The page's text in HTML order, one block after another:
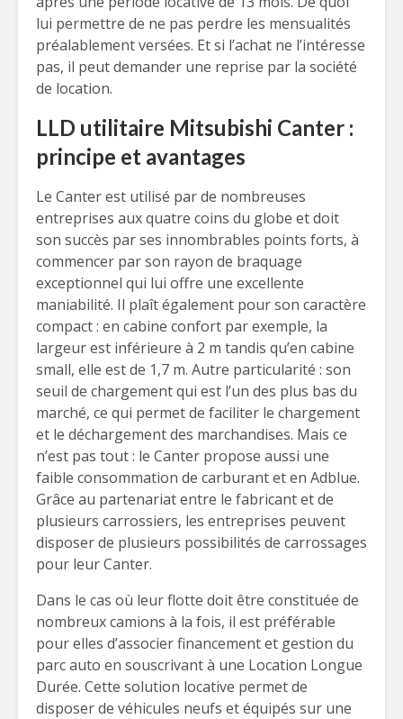
lui permettre de ne pas perdre les mensualités
préalablement versées. Et si l’achat ne l’intéresse
pas, il peut demander une reprise par la société
de location.
LLD utilitaire Mitsubishi Canter :
principe et avantages
Le Canter est utilisé par de nombreuses
entreprises aux quatre coins du globe et doit
son succès par ses innombrables points forts, à
commencer par son rayon de braquage
exceptionnel qui lui offre une excellente
maniabilité. Il plaît également pour son caractère
compact : en cabine confort par exemple, la
largeur est inférieure à 2 m tandis qu’en cabine
small, elle est de 1,7 m. Autre particularité : son
seuil de chargement qui est l’un des plus bas du
marché, ce qui permet de faciliter le chargement
et le déchargement des marchandises. Mais ce
n’est pas tout : le Canter propose aussi une
faible consommation de carburant et en Adblue.
Grâce au partenariat entre le fabricant et de
plusieurs carrossiers, les entreprises peuvent
disposer de plusieurs possibilités de carrossages
pour leur Canter.
Dans le cas où leur flotte doit être constituée de
nombreux camions à la fois, il est préférable
pour elles d’associer financement et gestion du
parc auto en souscrivant à une Location Longue
Durée. Cette solution locative permet de
disposer de véhicules neufs et équipés sur une